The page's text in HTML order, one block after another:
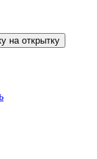
на открытку